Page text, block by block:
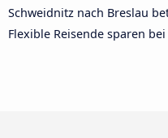
Schweidnitz nach Breslau
Flexible Reisende sparen